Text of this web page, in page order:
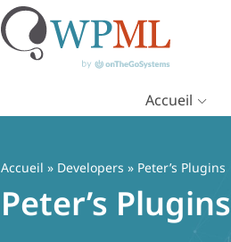
Accueil
Accueil » Developers » Peter’s Plugins
Peter’s Plugins